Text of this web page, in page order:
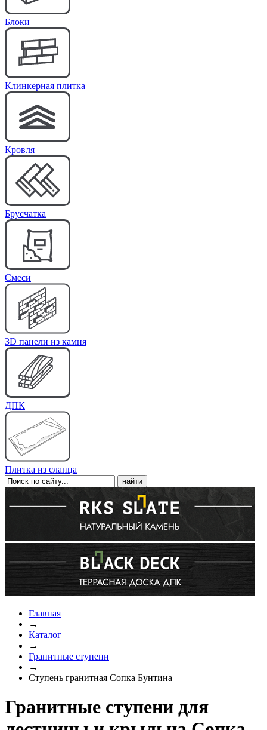
Блоки
Клинкерная плитка
Кровля
Брусчатка
Cмеси
3D панели из камня
ДПК
Плитка из сланца
Главная
→
Каталог
→
Гранитные ступени
→
Ступень гранитная Сопка Бунтина
Гранитные ступени для